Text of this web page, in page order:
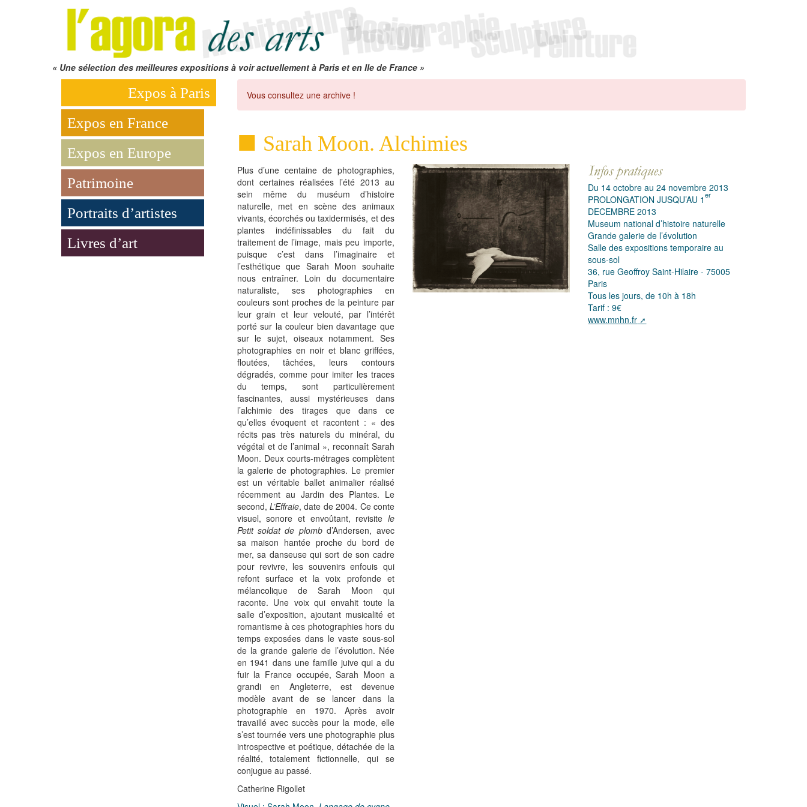
« Une sélection des meilleures expositions à voir actuellement à Paris et en Ile de France »
Expos à Paris
Expos en France
Expos en Europe
Patrimoine
Portraits d’artistes
Livres d’art
Vous consultez une archive !
Sarah Moon. Alchimies
Plus d’une centaine de photographies,
dont certaines réalisées l’été 2013 au
sein même du muséum d’histoire
naturelle, met en scène des animaux
vivants, écorchés ou taxidermisés, et des
plantes indéfinissables du fait du
traitement de l’image, mais peu importe,
puisque c’est dans l’imaginaire et
l’esthétique que Sarah Moon souhaite
nous entraîner. Loin du documentaire
naturaliste, ses photographies en
couleurs sont proches de la peinture par
leur grain et leur velouté, par l’intérêt
porté sur la couleur bien davantage que
sur le sujet, oiseaux notamment. Ses
photographies en noir et blanc griffées,
floutées, tâchées, leurs contours
dégradés, comme pour imiter les traces
du temps, sont particulièrement
fascinantes, aussi mystérieuses dans
l’alchimie des tirages que dans ce
qu’elles évoquent et racontent : « des
récits pas très naturels du minéral, du
végétal et de l’animal », reconnaît Sarah
Moon. Deux courts-métrages complètent
la galerie de photographies. Le premier
est un véritable ballet animalier réalisé
récemment au Jardin des Plantes. Le
second, L’Effraie, date de 2004. Ce conte
visuel, sonore et envoûtant, revisite le
Petit soldat de plomb d’Andersen, avec
sa maison hantée proche du bord de
mer, sa danseuse qui sort de son cadre
pour revivre, les souvenirs enfouis qui
refont surface et la voix profonde et
mélancolique de Sarah Moon qui
raconte. Une voix qui envahit toute la
salle d’exposition, ajoutant musicalité et
romantisme à ces photographies hors du
temps exposées dans le vaste sous-sol
de la grande galerie de l’évolution. Née
en 1941 dans une famille juive qui a du
fuir la France occupée, Sarah Moon a
grandi en Angleterre, est devenue
modèle avant de se lancer dans la
photographie en 1970. Après avoir
travaillé avec succès pour la mode, elle
s’est tournée vers une photographie plus
introspective et poétique, détachée de la
réalité, totalement fictionnelle, qui se
conjugue au passé.
Catherine Rigollet
Du 14 octobre au 24 novembre 2013
PROLONGATION JUSQU’AU 1er
DECEMBRE 2013
Museum national d’histoire naturelle
Grande galerie de l’évolution
Salle des expositions temporaire au
sous-sol
36, rue Geoffroy Saint-Hilaire - 75005
Paris
Tous les jours, de 10h à 18h
Tarif : 9€
www.mnhn.fr